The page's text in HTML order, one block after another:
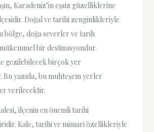
Karadeniz’in eşsiz güzelliklerine
Doğal ve tarihi zenginlikleriyle
bölge, doğa severler ve tarih
bir destinasyondur.
gezilebilecek birçok yer
Bu yazıda, bu muhteşem yerler
verilecektir.
ilçenin en önemli tarihi
Kale, tarihi ve mimari özellikleriyle